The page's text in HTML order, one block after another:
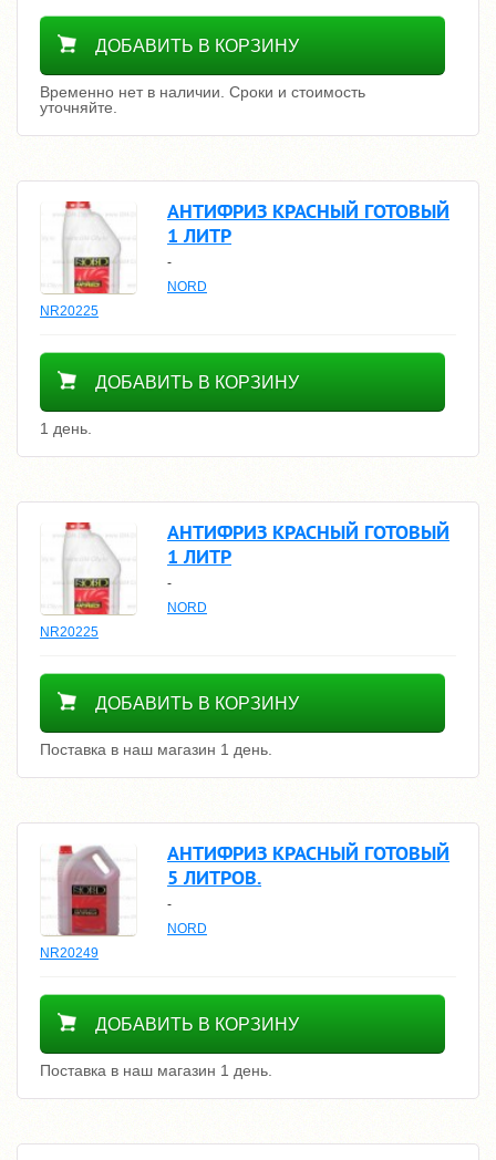
Уточнить цену
ДОБАВИТЬ В КОРЗИНУ
Временно нет в наличии. Сроки и стоимость
уточняйте.
АНТИФРИЗ КРАСНЫЙ ГОТОВЫЙ
1 ЛИТР
-
NORD
NR20225
400
ДОБАВИТЬ В КОРЗИНУ
1 день.
АНТИФРИЗ КРАСНЫЙ ГОТОВЫЙ
1 ЛИТР
-
NORD
NR20225
400
ДОБАВИТЬ В КОРЗИНУ
Поставка в наш магазин 1 день.
АНТИФРИЗ КРАСНЫЙ ГОТОВЫЙ
5 ЛИТРОВ.
-
NORD
NR20249
1600
ДОБАВИТЬ В КОРЗИНУ
Поставка в наш магазин 1 день.